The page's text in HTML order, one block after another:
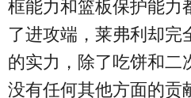
框能力和篮板保护能力
了进攻端，莱弗利却完
的实力，除了吃饼和二
没有任何其他方面的贡